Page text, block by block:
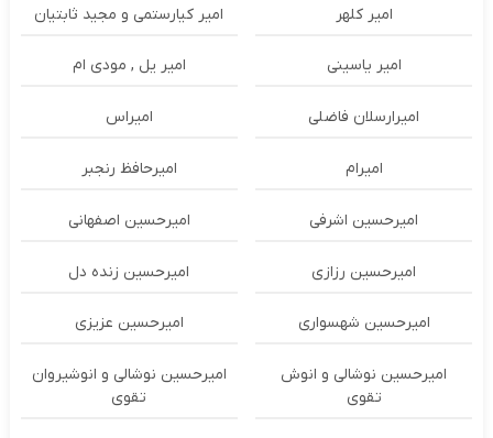
امیر کلهر امیر کیارستمی و مجید ثابتیان
امیر یاسینی امیر یل , مودی ام
امیرارسلان فاضلی امیراس
امیرام امیرحافظ رنجبر
امیرحسین اشرفی امیرحسین اصفهانی
امیرحسین رزازی امیرحسین زنده دل
امیرحسین شهسواری امیرحسین عزیزی
امیرحسین نوشالی و انوش
تقوی
امیرحسین نوشالی و انوشیروان
تقوی